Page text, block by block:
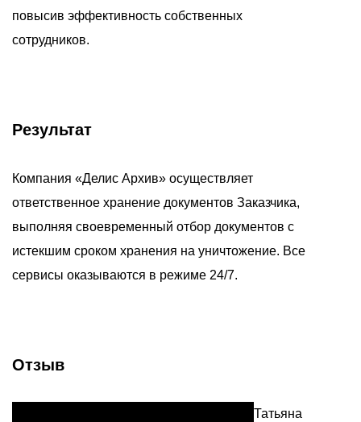
повысив эффективность собственных
сотрудников.
Результат
Компания «Делис Архив» осуществляет
ответственное хранение документов Заказчика,
выполняя своевременный отбор документов с
истекшим cроком хранения на уничтожение. Все
сервисы оказываются в режиме 24/7.
Отзыв
Татьяна